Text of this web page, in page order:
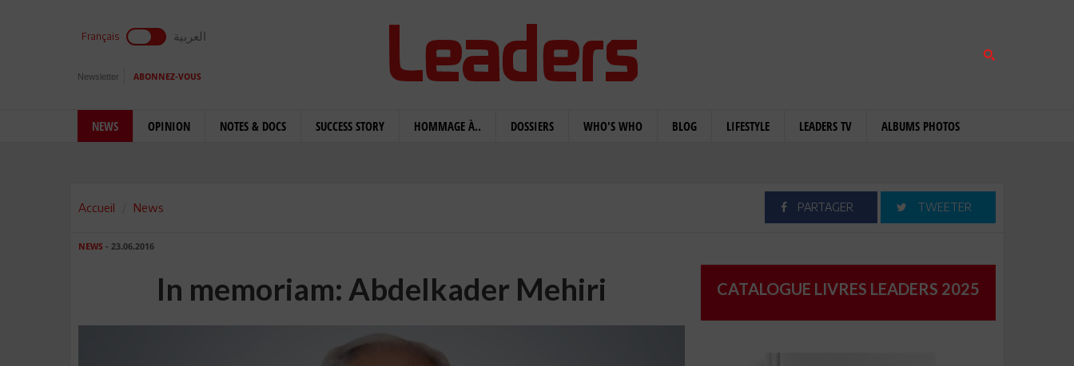
Français العربية
Newsletter ABONNEZ-VOUS
NEWS OPINION NOTES & DOCS SUCCESS STORY HOMMAGE À.. DOSSIERS WHO'S WHO BLOG LIFESTYLE LEADERS TV ALBUMS PHOTOS
Accueil News PARTAGER TWEETER
NEWS - 23.06.2016
In memoriam: Abdelkader Mehiri CATALOGUE LIVRES LEADERS 2025